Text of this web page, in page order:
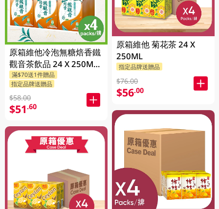
原箱維他冷泡無糖焙香鐵
觀音茶飲品 24 X 250ML
(新舊包裝隨機發貨)
滿$70送1件贈品
指定品牌送贈品
$58.00
$51.60
原箱維他 菊花茶 24 X
250ML
指定品牌送贈品
$76.00
$56.00